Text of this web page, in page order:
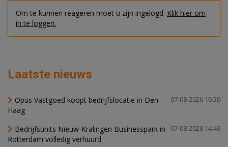
Om te kunnen reageren moet u zijn ingelogd. Klik hier om
in te loggen.
Laatste nieuws
07-08-2026 16:20
Opus Vastgoed koopt bedrijfslocatie in Den
Haag
07-08-2026 14:43
Bedrijfsunits Nieuw-Kralingen Businesspark in
Rotterdam volledig verhuurd